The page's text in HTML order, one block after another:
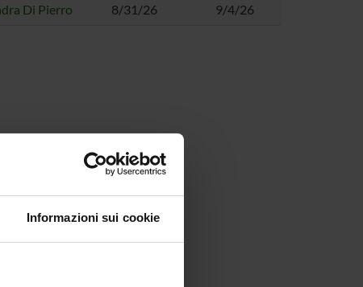
Informazioni sui cookie
Di Pierro 8/31/26 9/4/26